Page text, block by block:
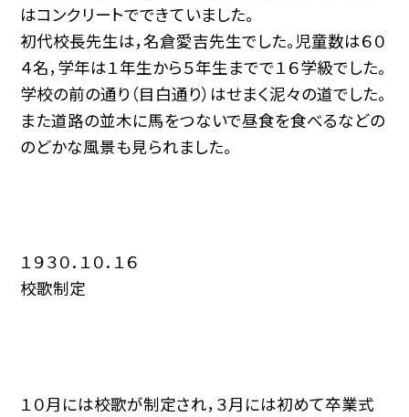
はコンクリートでできていました。
初代校長先生は，名倉愛吉先生でした。児童数は６０
４名，学年は１年生から５年生までで１６学級でした。
学校の前の通り（目白通り）はせまく泥々の道でした。
また道路の並木に馬をつないで昼食を食べるなどの
のどかな風景も見られました。
１９３０．１０．１６
校歌制定
１０月には校歌が制定され，３月には初めて卒業式